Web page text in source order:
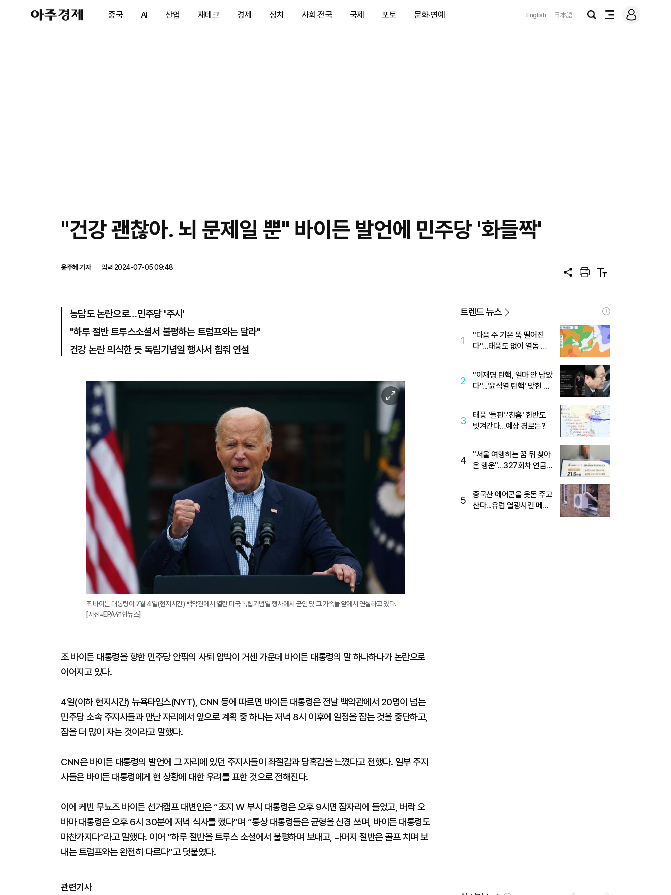
아
주
제
중국 AI 산업 재테크 경제 정치 사회·전국 국제 포토 문화·연예 English 日本語
검
전
메
그
"건강 괜찮아. 뇌 문제일 뿐" 바이든 발언에 민주당 '화들짝'
윤주혜 기자
입력 2024-07-05 09:48
공
프
트
텍
트
농담도 논란으로…민주당 '주시'
"하루 절반 트루스소셜서 불평하는 트럼프와는 달라"
건강 논란 의식한 듯 독립기념일 행사서 힘줘 연설
이
미
지
확
조 바이든 대통령이 7월 4일(현지시간) 백악관에서 열린 미국 독립기념일 행사에서 군인 및 그 가족들 앞에서 연설하고 있다.
[사진=EPA·연합뉴스]
조 바이든 대통령을 향한 민주당 안팎의 사퇴 압박이 거센 가운데 바이든 대통령의 말 하나하나가 논란으로
이어지고 있다.
4일(이하 현지시간) 뉴욕타임스(NYT), CNN 등에 따르면 바이든 대통령은 전날 백악관에서 20명이 넘는
민주당 소속 주지사들과 만난 자리에서 앞으로 계획 중 하나는 저녁 8시 이후에 일정을 잡는 것을 중단하고,
잠을 더 많이 자는 것이라고 말했다.
CNN은 바이든 대통령의 발언에 그 자리에 있던 주지사들이 좌절감과 당혹감을 느꼈다고 전했다. 일부 주지
사들은 바이든 대통령에게 현 상황에 대한 우려를 표한 것으로 전해진다.
이에 케빈 무뇨즈 바이든 선거캠프 대변인은 “조지 W 부시 대통령은 오후 9시면 잠자리에 들었고, 버락 오
바마 대통령은 오후 6시 30분에 저녁 식사를 했다”며 “통상 대통령들은 균형을 신경 쓰며, 바이든 대통령도
마찬가지다”라고 말했다. 이어 “하루 절반을 트루스 소셜에서 불평하며 보내고, 나머지 절반은 골프 치며 보
내는 트럼프와는 완전히 다르다”고 덧붙였다.
관련기사
트렌드 뉴스
1
"다음 주 기온 뚝 떨어진
다"…태풍도 없이 열돔 박
2
"이재명 탄핵, 얼마 안 남았
다"...'윤석열 탄핵' 맞힌 무
3
태풍 '돌핀'·'찬홈' 한반도
빗겨간다…예상 경로는?
4
"서울 여행하는 꿈 뒤 찾아
온 행운"…327회차 연금
5
중국산 에어콘을 웃돈 주고
산다...유럽 열광시킨 메이